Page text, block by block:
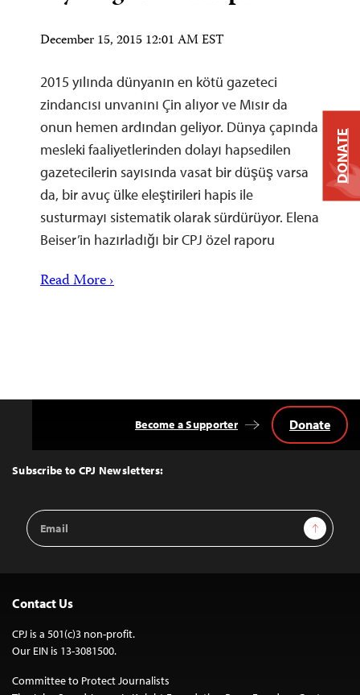
December 15, 2015 12:01 AM EST
2015 yılında dünyanın en kötü gazeteci
zindancısı unvanını Çin alıyor ve Mısır da
onun hemen ardından geliyor. Dünya çapında
mesleki faaliyetlerinden dolayı hapsedilen
gazetecilerin sayısında vasat bir düşüş varsa
da, bir avuç ülke eleştirileri hapis ile
susturmayı sistematik olarak sürdürüyor. Elena
Beiser’in hazırladığı bir CPJ özel raporu
Read More ›
Top
Subscribe to CPJ Newsletters:
Email
Address
Sign Up
Become a Supporter Donate
Contact Us
CPJ is a 501(c)3 non-profit.
Our EIN is 13-3081500.
Committee to Protect Journalists
DONATE